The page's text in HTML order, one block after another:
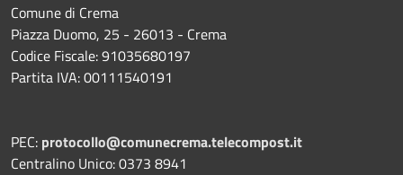
Comune di Crema
Piazza Duomo, 25 - 26013 - Crema
Codice Fiscale: 91035680197
Partita IVA: 00111540191
PEC: protocollo@comunecrema.telecompost.it
Centralino Unico: 0373 8941